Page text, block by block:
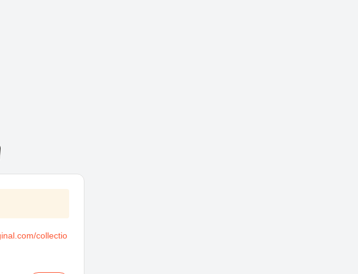
collectio